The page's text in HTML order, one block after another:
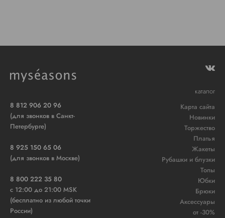
8 812 906 20 96
(для звонков в Санкт-
Петербурге)
8 925 150 65 06
(для звонков в Москве)
8 800 222 35 80
c 12:00 до 21:00 MSK
(бесплатно из любой точки
России)
каталог
Карта сайта
Новинки
Торжество
Платья
Жакеты
Рубашки и блузки
Топы
Юбки
Брюки
Аксессуары
от -30%